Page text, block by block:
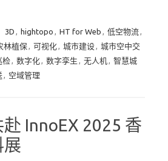
3D , hightopo , HT for Web , 低空物流,
林植保, 可视化, 城市建设, 城市空中交
检, 数字化, 数字孪生 , 无人机, 智慧城
, 空域管理
InnoEX 2025 香
展